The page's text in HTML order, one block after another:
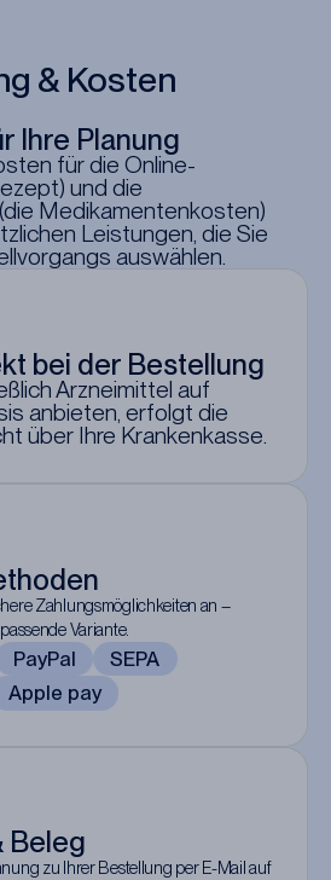
& Kosten
Ihre Planung
für die Online-
und die
Medikamentenkosten)
Leistungen, die Sie
auswählen.
bei der Bestellung
Arzneimittel auf
anbieten, erfolgt die
über Ihre Krankenkasse.
Zahlungsmöglichkeiten an –
Variante.
PayPal
SEPA
Apple pay
Beleg
zu Ihrer Bestellung per E-Mail auf